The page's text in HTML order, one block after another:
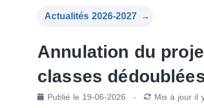
Actualités 2026-2027 →
Annulation du
classes
Publié le 19-06-2026 - Mis à jour il